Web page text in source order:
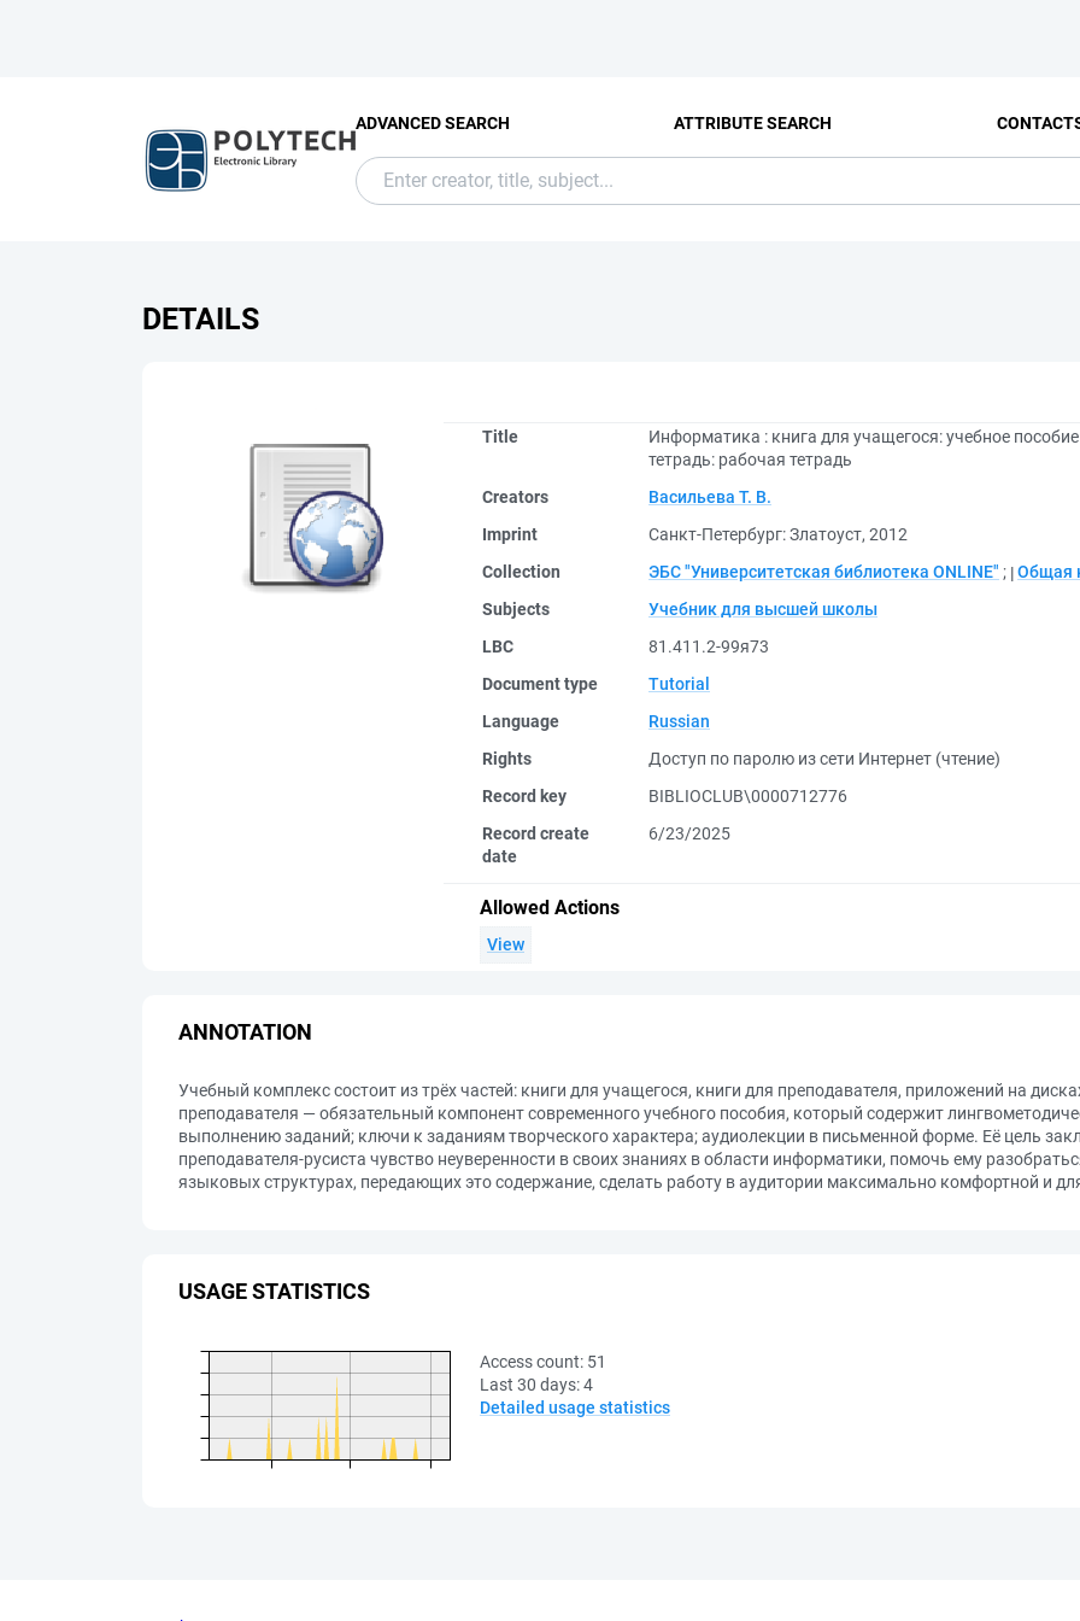
ADVANCED SEARCH ATTRIBUTE SEARCH
DETAILS
Title
Информатика : книга для учащегося: учебное
тетрадь: рабочая тетрадь
Creators
Васильева Т. В.
Imprint
Санкт-Петербург: Златоуст, 2012
Collection
ЭБС "Университетская библиотека ONLINE" ; Общая
Subjects
Учебник для высшей школы
LBC
81.411.2-99я73
Document type
Tutorial
Language
Russian
Rights
Доступ по паролю из сети Интернет (чтение)
Record key
BIBLIOCLUB\0000712776
Record create
date
6/23/2025
Allowed Actions
View
ANNOTATION
Учебный комплекс состоит из трёх частей: книги для учащегося, книги для преподавателя, приложений на
преподавателя — обязательный компонент современного учебного пособия, который содержит
выполнению заданий; ключи к заданиям творческого характера; аудиолекции в письменной форме. Её цель
преподавателя-русиста чувство неуверенности в своих знаниях в области информатики, помочь ему
языковых структурах, передающих это содержание, сделать работу в аудитории максимально комфортной и
USAGE STATISTICS
Access count: 51
Last 30 days:4
Detailed usage statistics